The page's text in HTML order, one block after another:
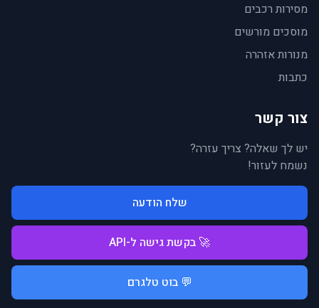
מסירות רכבים
מוסכים מורשים
מנורות אזהרה
כתבות
צור קשר
יש לך שאלה? צריך עזרה?
נשמח לעזור!
שלח הודעה
🚀 בקשת גישה ל-API
💬 בוט טלגרם